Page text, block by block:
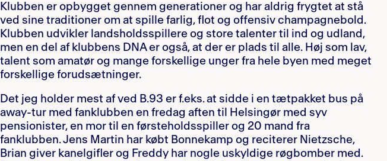
Klubben er opbygget gennem generationer og har aldrig frygtet at stå
ved sine traditioner om at spille farlig, flot og offensiv champagnebold.
Klubben udvikler landsholdsspillere og store talenter til ind og udland,
men en del af klubbens DNA er også, at der er plads til alle. Høj som lav,
talent som amatør og mange forskellige unger fra hele byen med meget
forskellige forudsætninger.
Det jeg holder mest af ved B.93 er f.eks. at sidde i en tætpakket bus på
away-tur med fanklubben en fredag aften til Helsingør med syv
pensionister, en mor til en førsteholdsspiller og 20 mand fra
fanklubben. Jens Martin har købt Bonnekamp og reciterer Nietzsche,
Brian giver kanelgifler og Freddy har nogle uskyldige røgbomber med.